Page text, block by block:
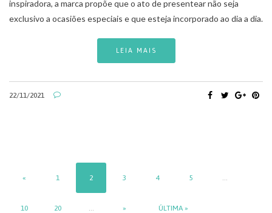
inspiradora, a marca propõe que o ato de presentear não seja
exclusivo a ocasiões especiais e que esteja incorporado ao dia a dia.
LEIA MAIS
22/11/2021
« 1 2 3 4 5
10 20 » ÚLTIMA »